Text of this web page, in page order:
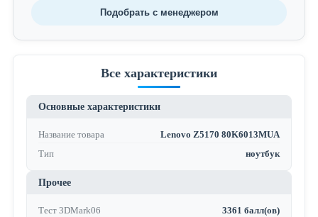
Подобрать с менеджером
Все характеристики
Основные характеристики
Название товара
Lenovo Z5170 80K6013MUA
Тип
ноутбук
Прочее
Тест 3DMark06
3361 балл(ов)